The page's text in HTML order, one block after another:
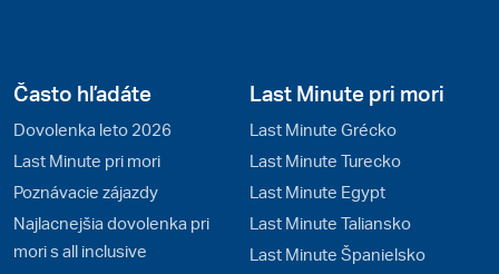
Často hľadáte
Dovolenka leto 2026
Last Minute pri mori
Poznávacie zájazdy
Najlacnejšia dovolenka pri
mori s all inclusive
Last Minute pri mori
Last Minute Grécko
Last Minute Turecko
Last Minute Egypt
Last Minute Taliansko
Last Minute Španielsko